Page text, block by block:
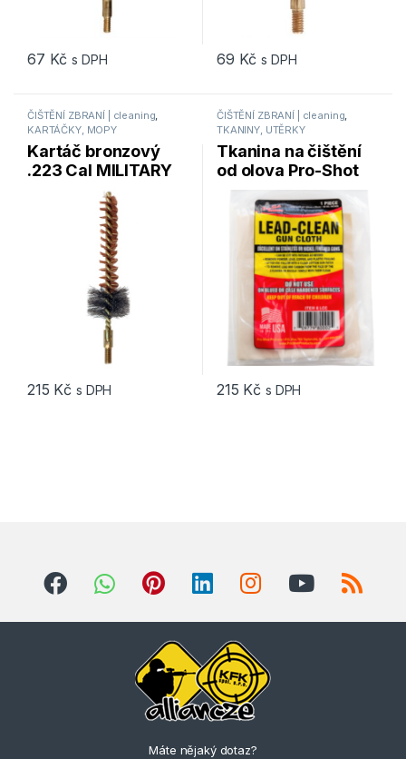
67 Kč s DPH 69 Kč s DPH
ČIŠTĚNÍ ZBRANÍ | cleaning,
KARTÁČKY, MOPY
Kartáč bronzový
.223 Cal MILITARY
STYLE Pro-Shot
Products (223CH)
215 Kč s DPH
ČIŠTĚNÍ ZBRANÍ | cleaning,
TKANINY, UTĚRKY
Tkanina na čištění
od olova Pro-Shot
Products LEAD
CLEAN CLOTH 1ks
215 Kč s DPH
Máte nějaký dotaz?